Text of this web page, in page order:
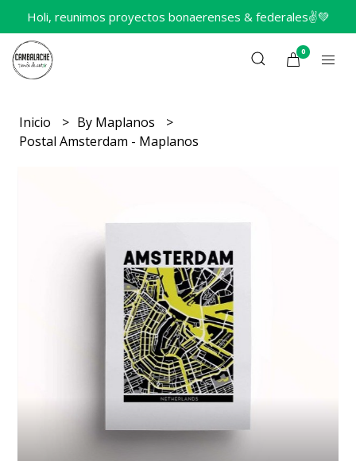
Holi, reunimos proyectos bonaerenses & federales✌️💚
0
Inicio
By Maplanos
Postal Amsterdam - Maplanos